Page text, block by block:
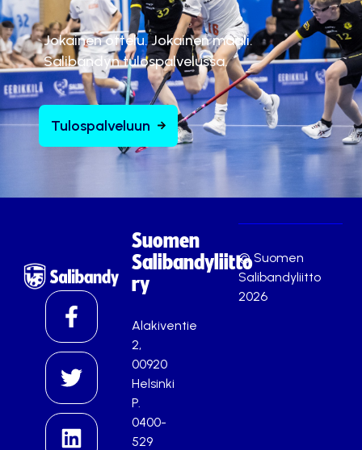
Jokainen ottelu. Jokainen maali.
Salibandyn tulospalvelussa.
Tulospalveluun
Suomen
Salibandyliitto
ry
Alakiventie
2,
00920
Helsinki
P.
0400-
529
© Suomen
Salibandyliitto
2026